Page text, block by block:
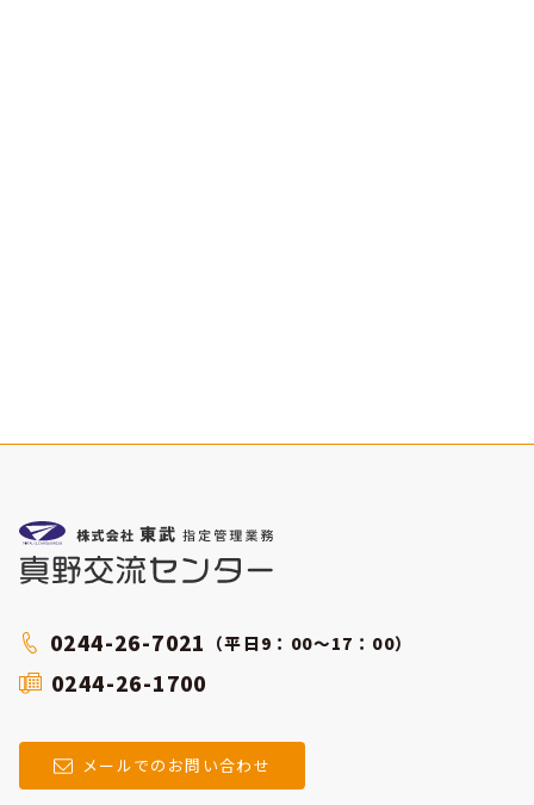
0244-26-7021 （平日9：00～17：00）
0244-26-1700
メールでのお問い合わせ